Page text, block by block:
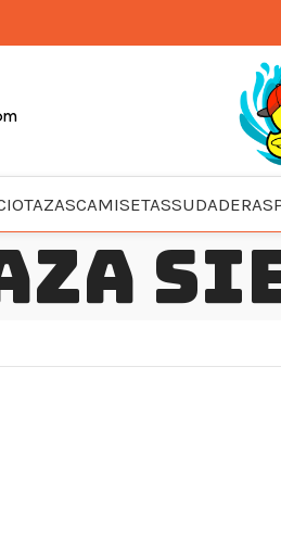
TAZASCAMISETASSUDADERAS